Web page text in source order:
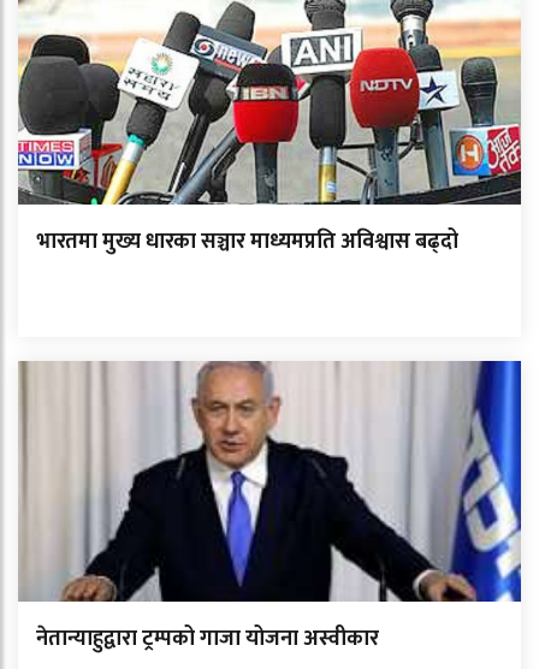
भारतमा मुख्य धारका सञ्चार माध्यमप्रति अविश्वास बढ्दो
नेतान्याहुद्वारा ट्रम्पको गाजा योजना अस्वीकार